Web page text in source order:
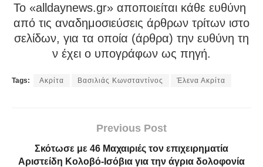
To «alldaynews.gr» αποποιείται κάθε ευθύνη
από τις αναδημοσιεύσεις άρθρων τρίτων ιστο
σελίδων, για τα οποία (άρθρα) την ευθύνη τη
ν έχει ο υπογράφων ως πηγή.
Tags: Ακρίτα Βασιλιάς Κωνσταντίνος Έλενα Ακρίτα
Previous Post
Σκότωσε με 46 Μαχαιριές τον επιχειρηματία
Αριστείδη Κολοβό-Ισόβια για την άγρια δολοφονία